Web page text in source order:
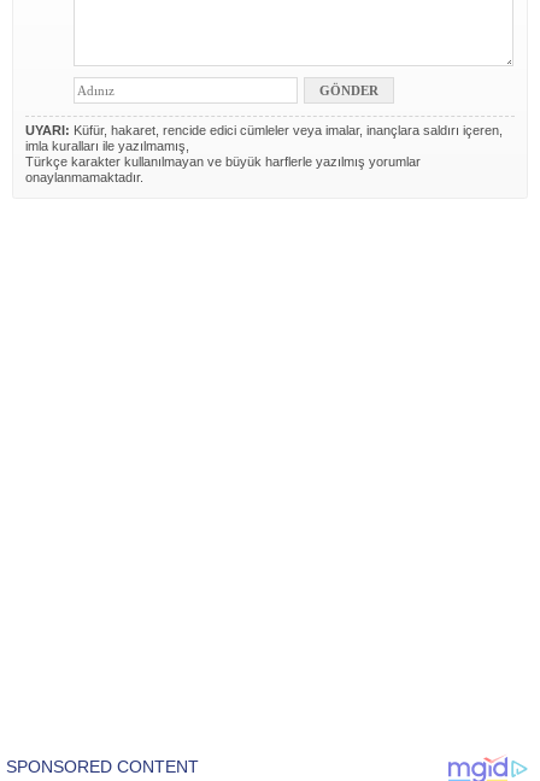
UYARI: Küfür, hakaret, rencide edici cümleler veya imalar, inançlara saldırı içeren,
imla kuralları ile yazılmamış,
Türkçe karakter kullanılmayan ve büyük harflerle yazılmış yorumlar
onaylanmamaktadır.